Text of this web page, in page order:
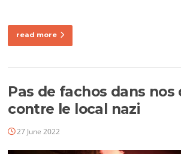
read more
Pas de fachos dans nos
contre le local nazi
27 June 2022